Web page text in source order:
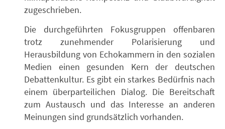
zugeschrieben.
Die durchgeführten Fokusgruppen offenbaren
trotz zunehmender Polarisierung und
Herausbildung von Echokammern in den sozialen
Medien einen gesunden Kern der deutschen
Debattenkultur. Es gibt ein starkes Bedürfnis nach
einem überparteilichen Dialog. Die Bereitschaft
zum Austausch und das Interesse an anderen
Meinungen sind grundsätzlich vorhanden.